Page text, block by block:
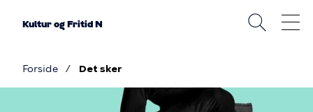
Kultur og Fritid N
Brødkrumme
Forside Det sker